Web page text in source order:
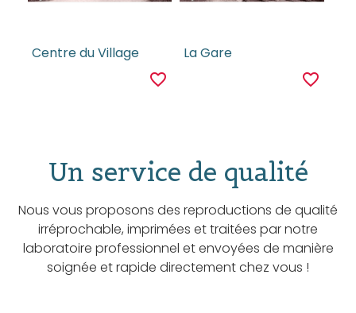
Centre du Village
favorite_border
La Gare
favorite_border
Un service de qualité
Nous vous proposons des reproductions de qualité
irréprochable, imprimées et traitées par notre
laboratoire professionnel et envoyées de manière
soignée et rapide directement chez vous !